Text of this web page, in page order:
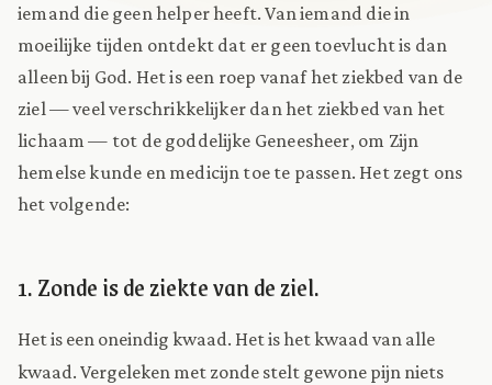
iemand die geen helper heeft. Van iemand die in
moeilijke tijden ontdekt dat er geen toevlucht is dan
alleen bij God. Het is een roep vanaf het ziekbed van de
ziel — veel verschrikkelijker dan het ziekbed van het
lichaam — tot de goddelijke Geneesheer, om Zijn
hemelse kunde en medicijn toe te passen. Het zegt ons
het volgende:
1. Zonde is de ziekte van de ziel.
Het is een oneindig kwaad. Het is het kwaad van alle
kwaad. Vergeleken met zonde stelt gewone pijn niets